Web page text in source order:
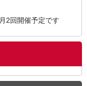
2回開催予定です